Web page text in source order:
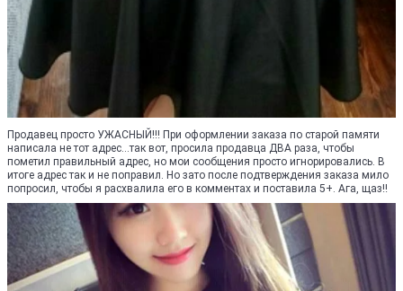
Продавец просто УЖАСНЫЙ!!! При оформлении заказа по старой памяти
написала не тот адрес...так вот, просила продавца ДВА раза, чтобы
пометил правильный адрес, но мои сообщения просто игнорировались. В
итоге адрес так и не поправил. Но зато после подтверждения заказа мило
попросил, чтобы я расхвалила его в комментах и поставила 5+. Ага, щаз!!